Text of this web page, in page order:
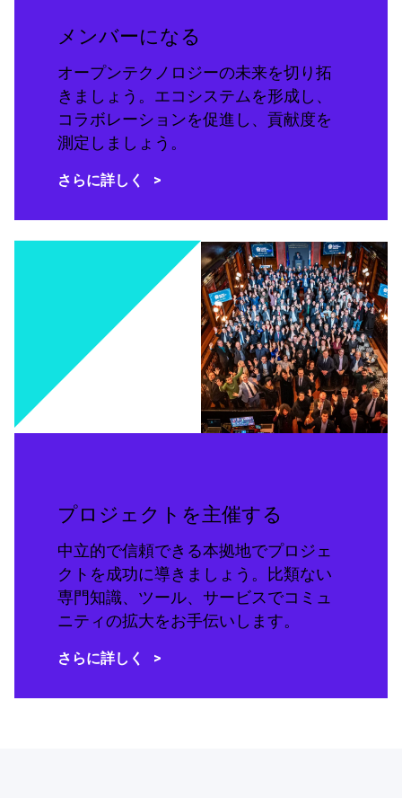
メンバーになる
オープンテクノロジーの未来を切り拓
きましょう。エコシステムを形成し、
コラボレーションを促進し、貢献度を
測定しましょう。
さらに詳しく
プロジェクトを主催する
中立的で信頼できる本拠地でプロジェ
クトを成功に導きましょう。比類ない
専門知識、ツール、サービスでコミュ
ニティの拡大をお手伝いします。
さらに詳しく